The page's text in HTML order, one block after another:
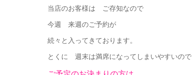
当店のお客様は ご存知なので
今週 来週のご予約が
続々と入ってきております。
とくに 週末は満席になってしまいやすいので